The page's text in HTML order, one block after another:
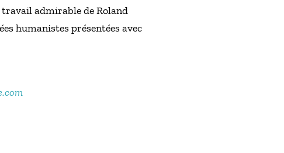
travail admirable de Roland
humanistes présentées avec